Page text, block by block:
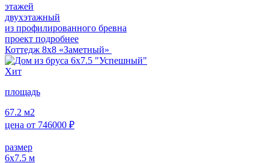
этажей
двухэтажный
из профилированного бревна
проект подробнее
Коттедж 8х8 «Заметный»
Хит
площадь
67.2 м2
цена от 746000 ₽
размер
6х7.5 м